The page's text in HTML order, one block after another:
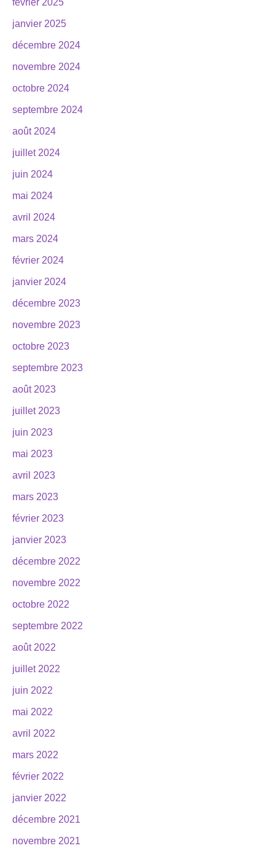
février 2025
janvier 2025
décembre 2024
novembre 2024
octobre 2024
septembre 2024
août 2024
juillet 2024
juin 2024
mai 2024
avril 2024
mars 2024
février 2024
janvier 2024
décembre 2023
novembre 2023
octobre 2023
septembre 2023
août 2023
juillet 2023
juin 2023
mai 2023
avril 2023
mars 2023
février 2023
janvier 2023
décembre 2022
novembre 2022
octobre 2022
septembre 2022
août 2022
juillet 2022
juin 2022
mai 2022
avril 2022
mars 2022
février 2022
janvier 2022
décembre 2021
novembre 2021